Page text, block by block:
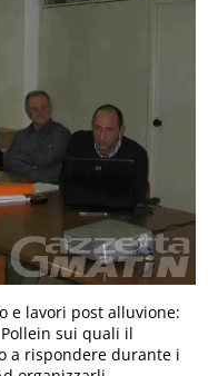
e lavori post alluvione:
sui quali il
a rispondere durante i